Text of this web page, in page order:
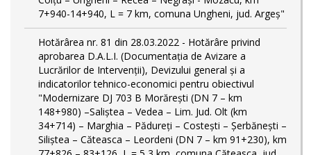
7+940-14+940, L = 7 km, comuna Ungheni, jud. Argeș"
Hotărârea nr. 81 din 28.03.2022 - Hotărâre privind
aprobarea D.A.L.I. (Documentaţia de Avizare a
Lucrărilor de Intervenţii), Devizului general și a
indicatorilor tehnico-economici pentru obiectivul
"Modernizare DJ 703 B Morărești (DN 7 – km
148+980) –Saliștea – Vedea – Lim. Jud. Olt (km
34+714) – Marghia – Pădureți – Costești – Șerbănești –
Siliștea – Căteasca – Leordeni (DN 7 – km 91+230), km